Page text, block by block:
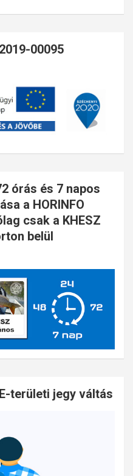
00095
órás és 7 napos
a HORINFO
csak a KHESZ
belül
területi jegy váltás